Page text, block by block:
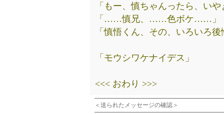
「もー、慎ちゃんったら、い
「……慎兄、……色ボケ……」
「慎悟くん、その、いろいろ
「モウシワケナイデス」
<<< おわり >>>
＜送られたメッセージの確認＞